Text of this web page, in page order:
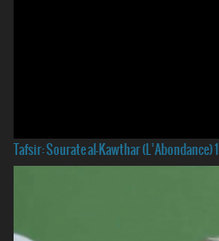
Tafsir: Sourate al-Kawthar (L’Abondance) 1